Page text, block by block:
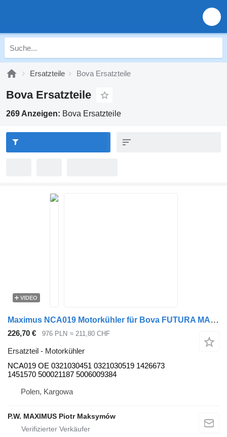
Ersatzteile Bova Ersatzteile
Bova Ersatzteile
269 Anzeigen: Bova Ersatzteile
VIDEO
Maximus NCA019 Motorkühler für Bova FUTURA MAGIC Bus
226,70 € 976 PLN ≈ 211,80 CHF
Ersatzteil - Motorkühler
NCA019 OE 0321030451 0321030519 1426673
1451570 500021187 5006009384
Polen, Kargowa
P.W. MAXIMUS Piotr Maksymów